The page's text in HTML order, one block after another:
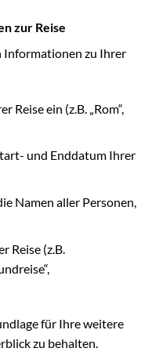
zur Reise
Informationen zu Ihrer
Reise ein (z.B. „Rom“,
und Enddatum Ihrer
Namen aller Personen,
Reise (z.B.
für Ihre weitere
zu behalten.